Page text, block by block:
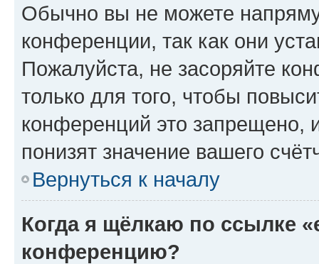
Обычно вы не можете
конференции, так как они
Пожалуйста, не засоряйте
только для того, чтобы
конференций это запрещено,
понизят значение вашего
Вернуться к началу
Когда я щёлкаю по ссылке
конференцию?